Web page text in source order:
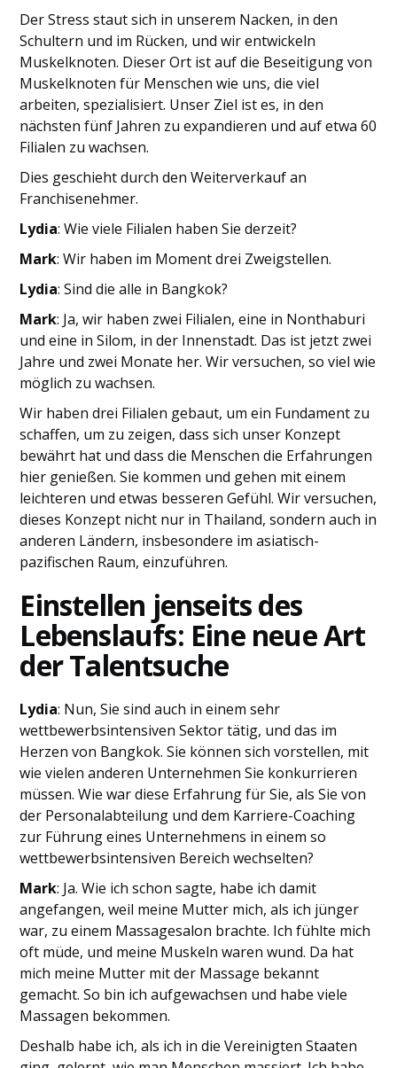
Der Stress staut sich in unserem Nacken, in den
Schultern und im Rücken, und wir entwickeln
Muskelknoten. Dieser Ort ist auf die Beseitigung von
Muskelknoten für Menschen wie uns, die viel
arbeiten, spezialisiert. Unser Ziel ist es, in den
nächsten fünf Jahren zu expandieren und auf etwa 60
Filialen zu wachsen.
Dies geschieht durch den Weiterverkauf an
Franchisenehmer.
Lydia: Wie viele Filialen haben Sie derzeit?
Mark: Wir haben im Moment drei Zweigstellen.
Lydia: Sind die alle in Bangkok?
Mark: Ja, wir haben zwei Filialen, eine in Nonthaburi
und eine in Silom, in der Innenstadt. Das ist jetzt zwei
Jahre und zwei Monate her. Wir versuchen, so viel wie
möglich zu wachsen.
Wir haben drei Filialen gebaut, um ein Fundament zu
schaffen, um zu zeigen, dass sich unser Konzept
bewährt hat und dass die Menschen die Erfahrungen
hier genießen. Sie kommen und gehen mit einem
leichteren und etwas besseren Gefühl. Wir versuchen,
dieses Konzept nicht nur in Thailand, sondern auch in
anderen Ländern, insbesondere im asiatisch-
pazifischen Raum, einzuführen.
Einstellen jenseits des
Lebenslaufs: Eine neue Art
der Talentsuche
Lydia: Nun, Sie sind auch in einem sehr
wettbewerbsintensiven Sektor tätig, und das im
Herzen von Bangkok. Sie können sich vorstellen, mit
wie vielen anderen Unternehmen Sie konkurrieren
müssen. Wie war diese Erfahrung für Sie, als Sie von
der Personalabteilung und dem Karriere-Coaching
zur Führung eines Unternehmens in einem so
wettbewerbsintensiven Bereich wechselten?
Mark: Ja. Wie ich schon sagte, habe ich damit
angefangen, weil meine Mutter mich, als ich jünger
war, zu einem Massagesalon brachte. Ich fühlte mich
oft müde, und meine Muskeln waren wund. Da hat
mich meine Mutter mit der Massage bekannt
gemacht. So bin ich aufgewachsen und habe viele
Massagen bekommen.
Deshalb habe ich, als ich in die Vereinigten Staaten